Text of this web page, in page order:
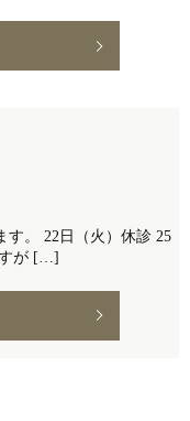
す。 22日（火）休診 25
すが […]